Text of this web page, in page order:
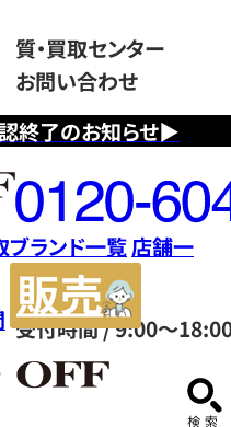
終了のお知らせ▶
質・買取センター
お問い合わせ
フ
リ
ー
ダ
イ
ヤ
ル
0120604117
受付時間 / 9:00～
ブランド一覧店舗一
サ